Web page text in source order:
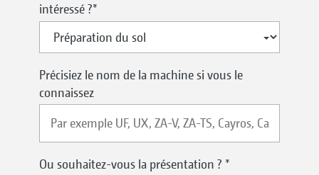
intéressé ?*
Précisiez le nom de la machine si vous le
connaissez
Ou souhaitez-vous la présentation ? *